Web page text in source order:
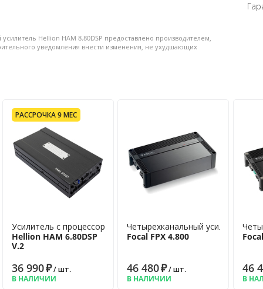
2Ом • Входы высокого уровня: 8 • Процессор: Cirrus
Kasei AK4619 24 бит • Входное напряжение для входов ВУ: с
audio,HI-RES audio • Дополнительный независимый
усилителя: широкополосный D класс TPA3116
Hellion HAM 8.80DSP предоставлено производителем,
уведомления внести изменения, не ухудшающих
РАССРОЧКА 9 МЕС
Усилитель с процессором
Hellion HAM 6.80DSP
V.2
36 990₽/ шт.
В НАЛИЧИИ
Четырехканальный усилитель
Focal FPX 4.800
46 480₽/ шт.
В НАЛИЧИИ
46
В